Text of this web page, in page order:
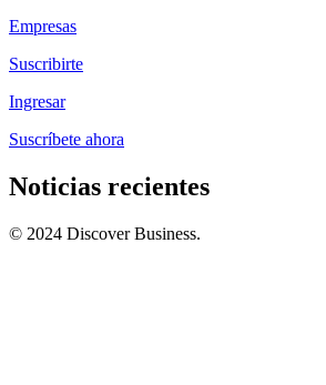
Empresas
Suscribirte
Ingresar
Suscríbete ahora
Noticias recientes
© 2024 Discover Business.